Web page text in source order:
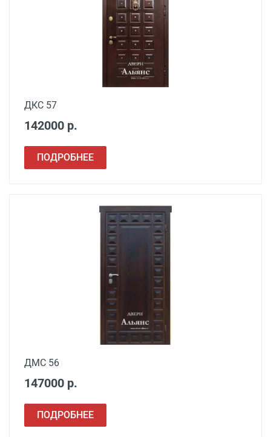
Подъем до квартиры 200 руб./этаж
Наименование вида
Цена, руб.
Установка входной
двери в готовый проем
от 3500
Демонтаж старой
деревянной двери
от 600
Демонтаж старой
металлической двери
от 1000
монтажной пеной
Расширение проема
ДКС 57
142000 р.
ПОДРОБНЕЕ
ДМС 56
147000 р.
ПОДРОБНЕЕ